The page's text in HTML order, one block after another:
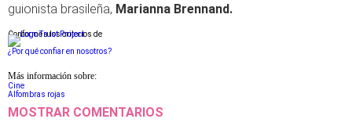
guionista brasileña, Marianna Brennand.
Conforme a los criterios de
¿Por qué confiar en nosotros?
Más información sobre:
Cine
Alfombras rojas
MOSTRAR COMENTARIOS